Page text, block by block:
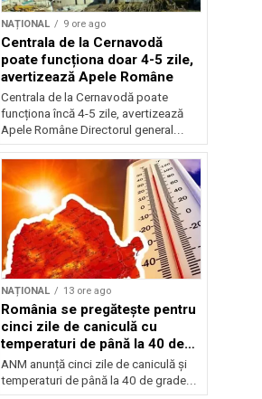
NAȚIONAL 9 ore ago
Centrala de la Cernavodă
poate funcționa doar 4-5 zile,
avertizează Apele Române
Centrala de la Cernavodă poate
funcționa încă 4-5 zile, avertizează
Apele Române Directorul general...
NAȚIONAL 13 ore ago
România se pregătește pentru
cinci zile de caniculă cu
temperaturi de până la 40 de
grade
ANM anunță cinci zile de caniculă și
temperaturi de până la 40 de grade...